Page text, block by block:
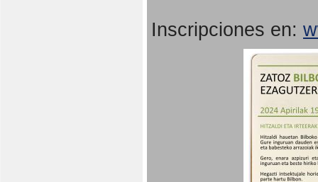
Inscripciones en: